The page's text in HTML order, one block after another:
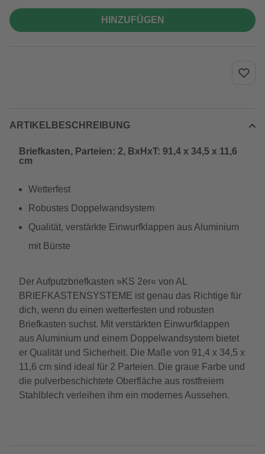
HINZUFÜGEN
ARTIKELBESCHREIBUNG
Briefkasten, Parteien: 2, BxHxT: 91,4 x 34,5 x 11,6
cm
Wetterfest
Robustes Doppelwandsystem
Qualität, verstärkte Einwurfklappen aus Aluminium
mit Bürste
Der Aufputzbriefkasten »KS 2er« von AL
BRIEFKASTENSYSTEME ist genau das Richtige für
dich, wenn du einen wetterfesten und robusten
Briefkasten suchst. Mit verstärkten Einwurfklappen
aus Aluminium und einem Doppelwandsystem bietet
er Qualität und Sicherheit. Die Maße von 91,4 x 34,5 x
11,6 cm sind ideal für 2 Parteien. Die graue Farbe und
die pulverbeschichtete Oberfläche aus rostfreiem
Stahlblech verleihen ihm ein modernes Aussehen.